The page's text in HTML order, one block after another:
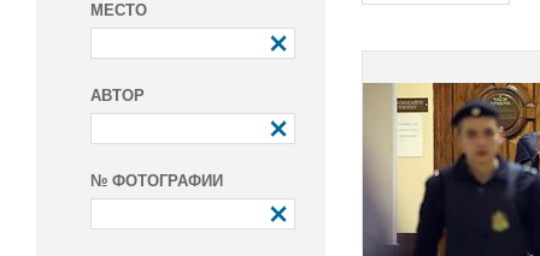
МЕСТО
АВТОР
№ ФОТОГРАФИИ